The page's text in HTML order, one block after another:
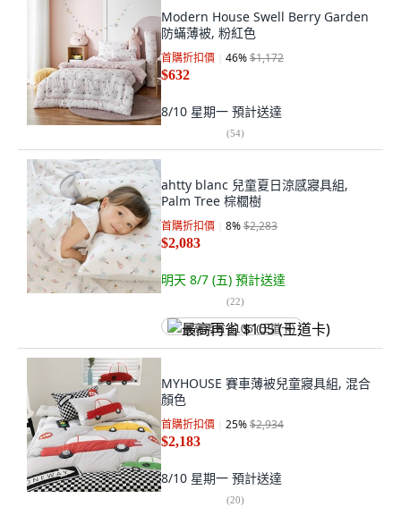
Modern House Swell Berry Garden
防蟎薄被, 粉紅色
首購折扣價 46%$1,172
$632
8/10 星期一 預計送達
(54)
ahtty blanc 兒童夏日涼感寢具組,
Palm Tree 棕櫚樹
首購折扣價 8%$2,283
$2,083
明天 8/7 (五) 預計送達
(22)
最高再省 $105 (王道卡)
MYHOUSE 賽車薄被兒童寢具組, 混合
顏色
首購折扣價 25%$2,934
$2,183
8/10 星期一 預計送達
(20)